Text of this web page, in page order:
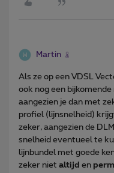
Martin
Als ze op een VDSL
ook nog een
aangezien je dan met
profiel (lijnsnelheid)
zeker, aangezien de
snelheid eventueel te
lijnbundel met goede
zeker niet altijd en